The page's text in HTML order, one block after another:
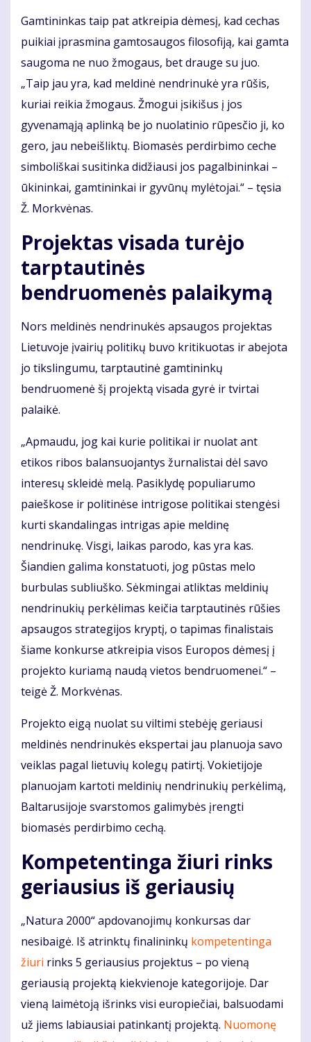
Gamtininkas taip pat atkreipia dėmesį, kad cechas
puikiai įprasmina gamtosaugos filosofiją, kai gamta
saugoma ne nuo žmogaus, bet drauge su juo.
„Taip jau yra, kad meldinė nendrinukė yra rūšis,
kuriai reikia žmogaus. Žmogui įsikišus į jos
gyvenamąją aplinką be jo nuolatinio rūpesčio ji, ko
gero, jau nebeišliktų. Biomasės perdirbimo ceche
simboliškai susitinka didžiausi jos pagalbininkai –
ūkininkai, gamtininkai ir gyvūnų mylėtojai.“ – tęsia
Ž. Morkvėnas.
Projektas visada turėjo
tarptautinės
bendruomenės palaikymą
Nors meldinės nendrinukės apsaugos projektas
Lietuvoje įvairių politikų buvo kritikuotas ir abejota
jo tikslingumu, tarptautinė gamtininkų
bendruomenė šį projektą visada gyrė ir tvirtai
palaikė.
„Apmaudu, jog kai kurie politikai ir nuolat ant
etikos ribos balansuojantys žurnalistai dėl savo
interesų skleidė melą. Pasiklydę populiarumo
paieškose ir politinėse intrigose politikai stengėsi
kurti skandalingas intrigas apie meldinę
nendrinukę. Visgi, laikas parodo, kas yra kas.
Šiandien galima konstatuoti, jog pūstas melo
burbulas subliuško. Sėkmingai atliktas meldinių
nendrinukių perkėlimas keičia tarptautinės rūšies
apsaugos strategijos kryptį, o tapimas finalistais
šiame konkurse atkreipia visos Europos dėmesį į
projekto kuriamą naudą vietos bendruomenei.“ –
teigė Ž. Morkvėnas.
Projekto eigą nuolat su viltimi stebėję geriausi
meldinės nendrinukės ekspertai jau planuoja savo
veiklas pagal lietuvių kolegų patirtį. Vokietijoje
planuojam kartoti meldinių nendrinukių perkėlimą,
Baltarusijoje svarstomos galimybės įrengti
biomasės perdirbimo cechą.
Kompetentinga žiuri rinks
geriausius iš geriausių
„Natura 2000“ apdovanojimų konkursas dar
nesibaigė. Iš atrinktų finalininkų kompetentinga
žiuri rinks 5 geriausius projektus – po vieną
geriausią projektą kiekvienoje kategorijoje. Dar
vieną laimėtoją išrinks visi europiečiai, balsuodami
už jiems labiausiai patinkantį projektą. Nuomonę